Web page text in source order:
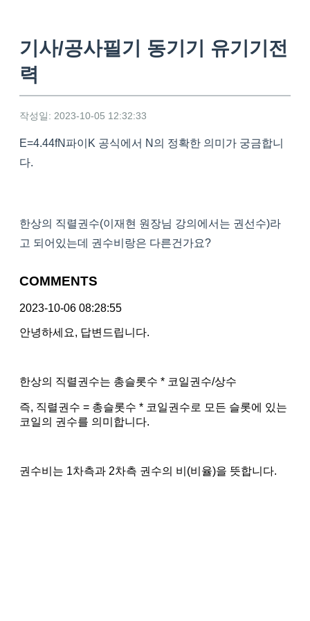
기사/공사필기 동기기 유기기전
력
작성일: 2023-10-05 12:32:33
E=4.44fN파이K 공식에서 N의 정확한 의미가 궁금합니
다.
한상의 직렬권수(이재현 원장님 강의에서는 권선수)라
고 되어있는데 권수비랑은 다른건가요?
COMMENTS
2023-10-06 08:28:55
안녕하세요, 답변드립니다.
한상의 직렬권수는 총슬롯수 * 코일권수/상수
즉, 직렬권수 = 총슬롯수 * 코일권수로 모든 슬롯에 있는
코일의 권수를 의미합니다.
권수비는 1차측과 2차측 권수의 비(비율)을 뜻합니다.